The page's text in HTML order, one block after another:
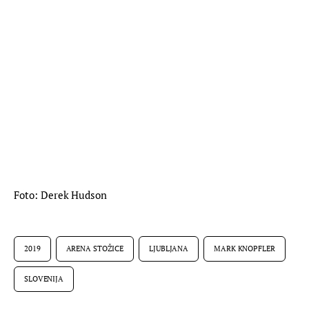
Foto: Derek Hudson
2019 ARENA STOŽICE LJUBLJANA MARK KNOPFLER
SLOVENIJA